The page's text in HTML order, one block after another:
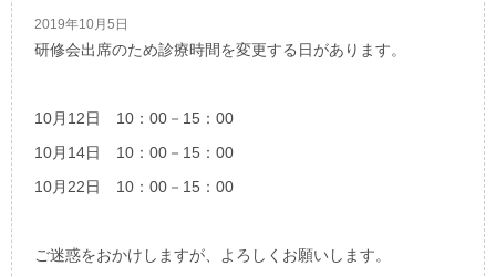
2019年10月5日
研修会出席のため診療時間を変更する日があります。
10月12日 10：00－15：00
10月14日 10：00－15：00
10月22日 10：00－15：00
ご迷惑をおかけしますが、よろしくお願いします。